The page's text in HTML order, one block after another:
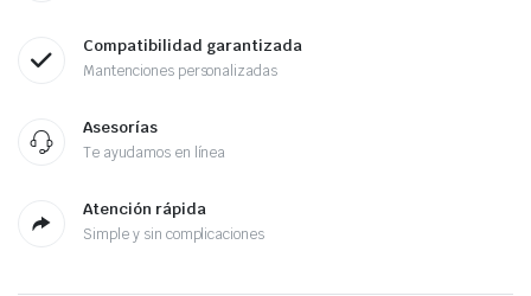
Compatibilidad garantizada
Mantenciones personalizadas
Asesorías
Te ayudamos en línea
Atención rápida
Simple y sin complicaciones